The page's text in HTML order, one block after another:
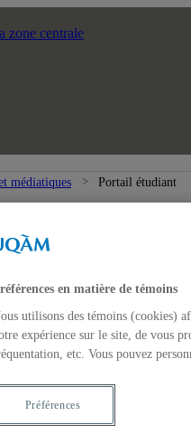
zone centrale
médiatiques Portail étudiant
en matière de témoins
utilisons des témoins (cookies)
expérience sur le site, de vous
etc. Vous pouvez
Préférences